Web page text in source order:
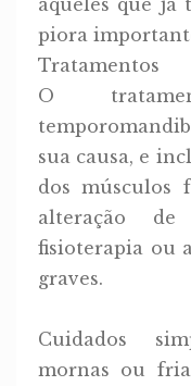
aqueles que já
piora
Tratamentos
O
sua causa, e
dos músculos
alteração de
fisioterapia ou
graves.
Cuidados
mornas ou